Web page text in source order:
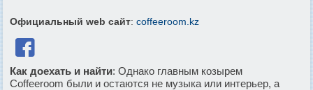
Официальный web сайт: coffeeroom.kz

Как доехать и найти: Однако главным козырем
Coffeeroom были и остаются не музыка или интерьер, а